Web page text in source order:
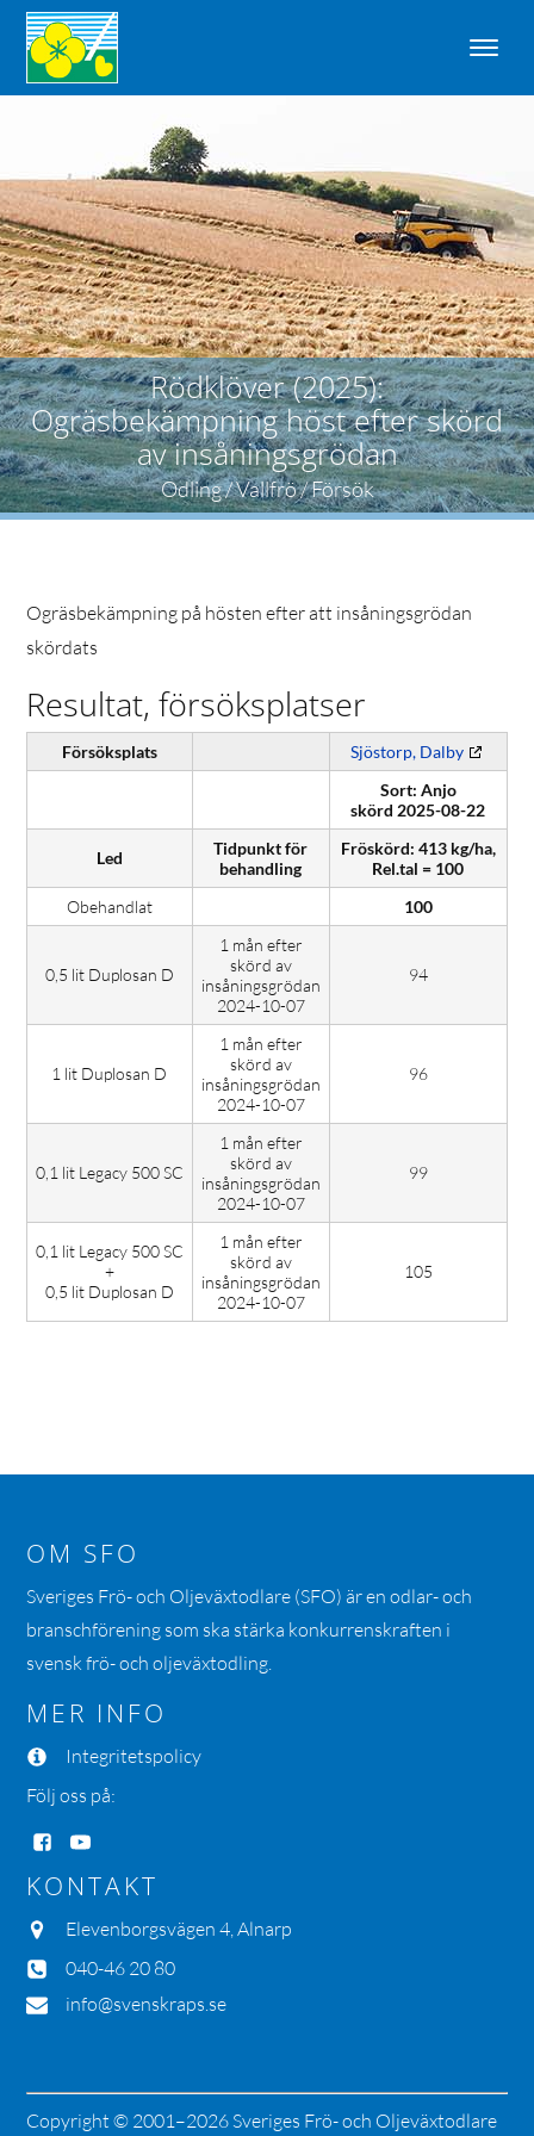
Rödklöver (2025):
Ogräsbekämpning höst efter skörd
av insåningsgrödan
Odling / Vallfrö / Försök
Ogräsbekämpning på hösten efter att insåningsgrödan
skördats
Resultat, försöksplatser
Försöksplats
Sjöstorp, Dalby
Sort: Anjo
skörd 2025-08-22
Led
Tidpunkt för
behandling
Fröskörd: 413 kg/ha,
Rel.tal = 100
Obehandlat
100
0,5 lit Duplosan D
1 mån efter
skörd av
insåningsgrödan
2024-10-07
94
1 lit Duplosan D
1 mån efter
skörd av
insåningsgrödan
2024-10-07
96
0,1 lit Legacy 500 SC
1 mån efter
skörd av
insåningsgrödan
2024-10-07
99
0,1 lit Legacy 500 SC
+
0,5 lit Duplosan D
1 mån efter
skörd av
insåningsgrödan
2024-10-07
105
OM SFO
Sveriges Frö- och Oljeväxtodlare (SFO) är en odlar- och
branschförening som ska stärka konkurrenskraften i
svensk frö- och oljeväxtodling.
MER INFO
Integritetspolicy
Följ oss på:
KONTAKT
Elevenborgsvägen 4, Alnarp
040-46 20 80
info@svenskraps.se
Copyright © 2001–2026 Sveriges Frö- och Oljeväxtodlare